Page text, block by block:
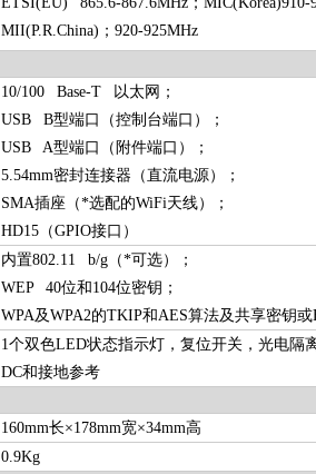
MII(P.R.China)；920-925MHz
10/100 Base-T 以太网；
USB B型端口（控制台端口）；
USB A型端口（附件端口）；
5.54mm密封连接器（直流电源）；
SMA插座（*选配的WiFi天线）；
HD15（GPIO接口）
内置802.11 b/g（*可选）；
WEP 40位和104位密钥；
WPA及WPA2的TKIP和AES算法及共享密钥
1个双色LED状态指示灯，复位开关，光电隔
DC和接地参考
160mm长×178mm宽×34mm高
0.9Kg